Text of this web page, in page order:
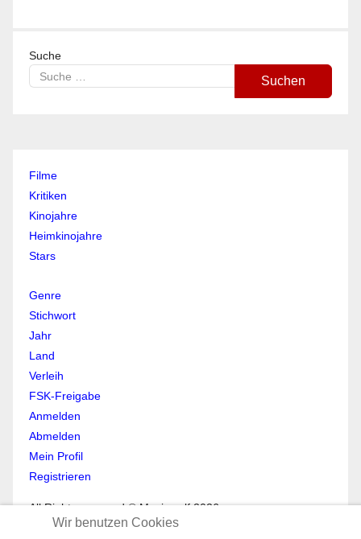
Suche
Suchen
Filme
Kritiken
Kinojahre
Heimkinojahre
Stars
Genre
Stichwort
Jahr
Land
Verleih
FSK-Freigabe
Anmelden
Abmelden
Mein Profil
Registrieren
All Rights reserved © Moviewolf 2026
Impressum
Wir benutzen Cookies